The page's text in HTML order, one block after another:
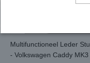
Multifunctioneel Leder
- Volkswagen Caddy MK3